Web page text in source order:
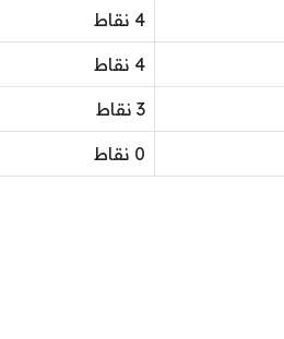
4 نقاط
4 نقاط
3 نقاط
0 نقاط